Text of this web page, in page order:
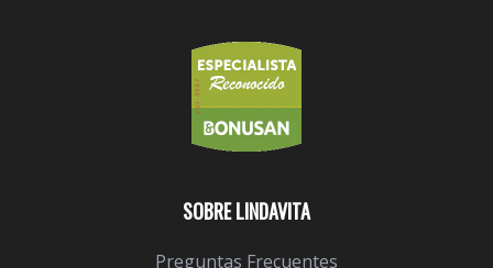
SOBRE LINDAVITA
Preguntas Frecuentes